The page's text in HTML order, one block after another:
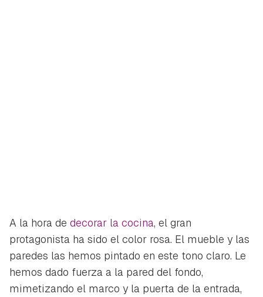
A la hora de decorar la cocina, el gran
protagonista ha sido el color rosa. El mueble y las
paredes las hemos pintado en este tono claro. Le
hemos dado fuerza a la pared del fondo,
mimetizando el marco y la puerta de la entrada,